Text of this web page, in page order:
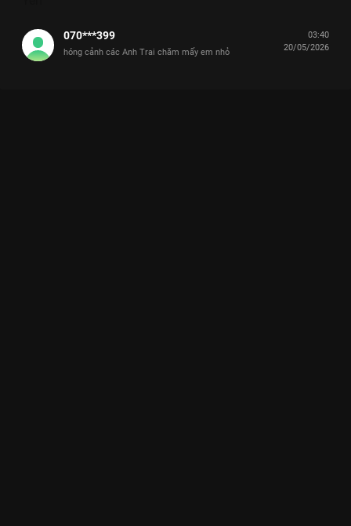
070***399
hóng cảnh các Anh Trai chăm mấy em nhỏ
03:40
20/05/2026